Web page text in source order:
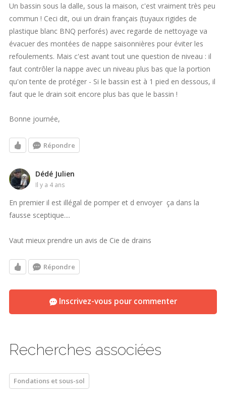
Un bassin sous la dalle, sous la maison, c'est vraiment très peu
commun ! Ceci dit, oui un drain français (tuyaux rigides de
plastique blanc BNQ perforés) avec regarde de nettoyage va
évacuer des montées de nappe saisonnières pour éviter les
refoulements. Mais c'est avant tout une question de niveau : il
faut contrôler la nappe avec un niveau plus bas que la portion
qu'on tente de protéger - Si le bassin est à 1 pied en dessous, il
faut que le drain soit encore plus bas que le bassin !
Bonne journée,
Répondre
Dédé Julien
il y a 4 ans
En premier il est illégal de pomper et d envoyer ça dans la
fausse sceptique....
Vaut mieux prendre un avis de Cie de drains
Répondre
Inscrivez-vous pour commenter
Recherches associées
Fondations et sous-sol